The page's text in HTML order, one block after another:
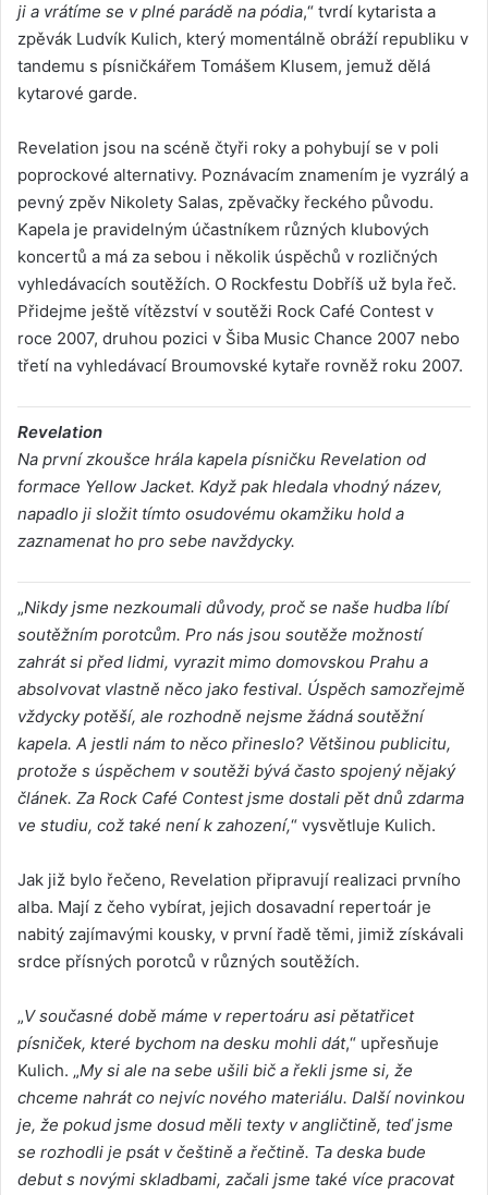
ji a vrátíme se v plné parádě na pódia,“ tvrdí kytarista a
zpěvák Ludvík Kulich, který momentálně obráží republiku v
tandemu s písničkářem Tomášem Klusem, jemuž dělá
kytarové garde.
Revelation jsou na scéně čtyři roky a pohybují se v poli
poprockové alternativy. Poznávacím znamením je vyzrálý a
pevný zpěv Nikolety Salas, zpěvačky řeckého původu.
Kapela je pravidelným účastníkem různých klubových
koncertů a má za sebou i několik úspěchů v rozličných
vyhledávacích soutěžích. O Rockfestu Dobříš už byla řeč.
Přidejme ještě vítězství v soutěži Rock Café Contest v
roce 2007, druhou pozici v Šiba Music Chance 2007 nebo
třetí na vyhledávací Broumovské kytaře rovněž roku 2007.
Revelation
Na první zkoušce hrála kapela písničku Revelation od
formace Yellow Jacket. Když pak hledala vhodný název,
napadlo ji složit tímto osudovému okamžiku hold a
zaznamenat ho pro sebe navždycky.
„Nikdy jsme nezkoumali důvody, proč se naše hudba líbí
soutěžním porotcům. Pro nás jsou soutěže možností
zahrát si před lidmi, vyrazit mimo domovskou Prahu a
absolvovat vlastně něco jako festival. Úspěch samozřejmě
vždycky potěší, ale rozhodně nejsme žádná soutěžní
kapela. A jestli nám to něco přineslo? Většinou publicitu,
protože s úspěchem v soutěži bývá často spojený nějaký
článek. Za Rock Café Contest jsme dostali pět dnů zdarma
ve studiu, což také není k zahození,“ vysvětluje Kulich.
Jak již bylo řečeno, Revelation připravují realizaci prvního
alba. Mají z čeho vybírat, jejich dosavadní repertoár je
nabitý zajímavými kousky, v první řadě těmi, jimiž získávali
srdce přísných porotců v různých soutěžích.
„V současné době máme v repertoáru asi pětatřicet
písniček, které bychom na desku mohli dát,“ upřesňuje
Kulich. „My si ale na sebe ušili bič a řekli jsme si, že
chceme nahrát co nejvíc nového materiálu. Další novinkou
je, že pokud jsme dosud měli texty v angličtině, teď jsme
se rozhodli je psát v češtině a řečtině. Ta deska bude
debut s novými skladbami, začali jsme také více pracovat